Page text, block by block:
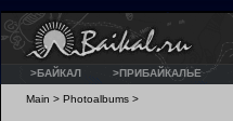
>БАЙКАЛ >ПРИБАЙКАЛЬЕ
Main > Photoalbums >